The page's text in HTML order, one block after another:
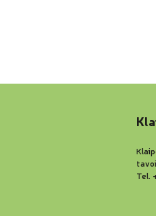
Tel.